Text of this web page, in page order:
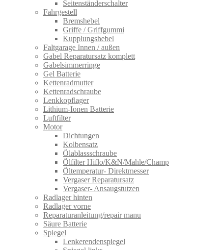
Seitenständerschalter
Fahrgestell
Bremshebel
Griffe / Griffgummi
Kupplungshebel
Faltgarage Innen / außen
Gabel Reparatursatz komplett
Gabelsimmerringe
Gel Batterie
Kettenradmutter
Kettenradschraube
Lenkkopflager
Lithium-Ionen Batterie
Luftfilter
Motor
Dichtungen
Kolbensatz
Ölablassschraube
Ölfilter Hiflo/K&N/Mahle/Champ
Öltemperatur- Direktmesser
Vergaser Reparatursatz
Vergaser- Ansaugstutzen
Radlager hinten
Radlager vorne
Reparaturanleitung/repair manu
Säure Batterie
Spiegel
Lenkerendenspiegel